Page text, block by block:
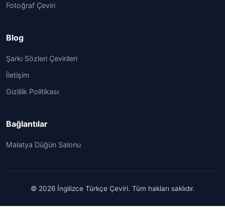
Fotoğraf Çeviri
Blog
Şarkı Sözleri Çevirileri
İletişim
Gizlilik Politikası
Bağlantılar
Malatya Düğün Salonu
© 2026 İngilizce Türkçe Çeviri. Tüm hakları saklıdır.